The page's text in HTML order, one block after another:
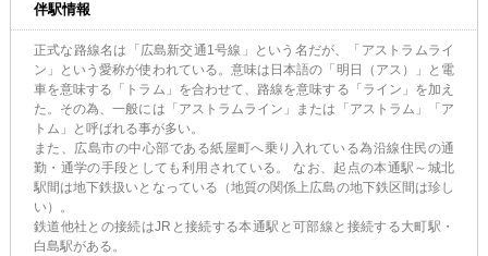
伴駅情報
正式な路線名は「広島新交通1号線」という名だが、「アストラムライ
ン」という愛称が使われている。意味は日本語の「明日（アス）」と電
車を意味する「トラム」を合わせて、路線を意味する「ライン」を加え
た。その為、一般には「アストラムライン」または「アストラム」「ア
トム」と呼ばれる事が多い。
また、広島市の中心部である紙屋町へ乗り入れている為沿線住民の通
勤・通学の手段としても利用されている。 なお、起点の本通駅～城北
駅間は地下鉄扱いとなっている（地質の関係上広島の地下鉄区間は珍し
い）。
鉄道他社との接続はJRと接続する本通駅と可部線と接続する大町駅・
白島駅がある。